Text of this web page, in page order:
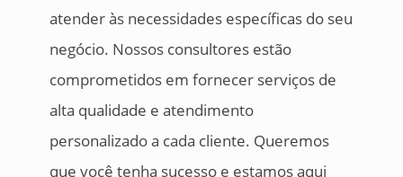
atender às necessidades específicas do seu
negócio. Nossos consultores estão
comprometidos em fornecer serviços de
alta qualidade e atendimento
personalizado a cada cliente. Queremos
que você tenha sucesso e estamos aqui